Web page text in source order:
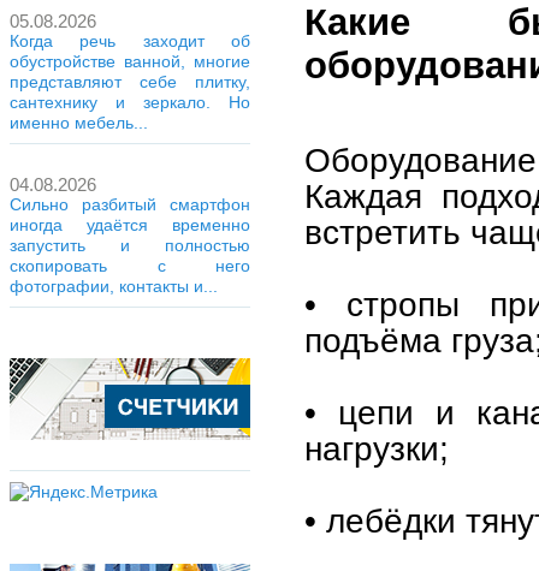
05.08.2026
Когда речь заходит об
обустройстве ванной, многие
представляют себе плитку,
сантехнику и зеркало. Но
именно мебель...
04.08.2026
Сильно разбитый смартфон
иногда удаётся временно
запустить и полностью
скопировать с него
фотографии, контакты и...
Какие
Каждая
встретить
• стропы
подъёма
• цепи и
нагрузки;
• лебёдки